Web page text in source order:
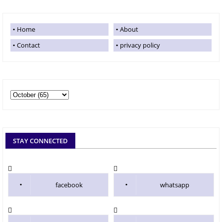
Home
About
Contact
privacy policy
STAY CONNECTED
facebook whatsapp